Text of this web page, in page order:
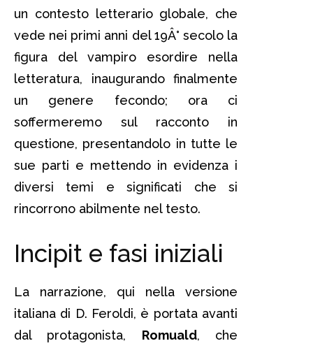
un contesto letterario globale, che
vede nei primi anni del 19Â° secolo la
figura del vampiro esordire nella
letteratura, inaugurando finalmente
un genere fecondo; ora ci
soffermeremo sul racconto in
questione, presentandolo in tutte le
sue parti e mettendo in evidenza i
diversi temi e significati che si
rincorrono abilmente nel testo.
Incipit e fasi iniziali
La narrazione, qui nella versione
italiana di D. Feroldi, è portata avanti
dal protagonista, Romuald, che